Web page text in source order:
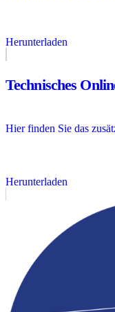
Herunterladen
Technisches
Hier finden Sie das
Herunterladen